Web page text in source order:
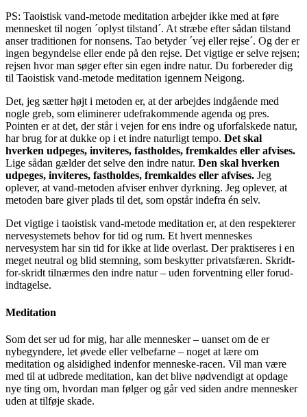
PS: Taoistisk vand-metode meditation arbejder ikke med at føre
mennesket til nogen ´oplyst tilstand´. At stræbe efter sådan tilstand
anser traditionen for nonsens. Tao betyder ´vej eller rejse´. Og der er
ingen begyndelse eller ende på den rejse. Det vigtige er selve rejsen;
rejsen hvor man søger efter sin egen indre natur. Du forbereder dig
til Taoistisk vand-metode meditation igennem Neigong.
Det, jeg sætter højt i metoden er, at der arbejdes indgående med
nogle greb, som eliminerer udefrakommende agenda og pres.
Pointen er at det, der står i vejen for ens indre og uforfalskede natur,
har brug for at dukke op i et indre naturligt tempo. Det skal
hverken udpeges, inviteres, fastholdes, fremkaldes eller afvises.
Lige sådan gælder det selve den indre natur. Den skal hverken
udpeges, inviteres, fastholdes, fremkaldes eller afvises. Jeg
oplever, at vand-metoden afviser enhver dyrkning. Jeg oplever, at
metoden bare giver plads til det, som opstår indefra én selv.
Det vigtige i taoistisk vand-metode meditation er, at den respekterer
nervesystemets behov for tid og rum. Et hvert menneskes
nervesystem har sin tid for ikke at lide overlast. Der praktiseres i en
meget neutral og blid stemning, som beskytter privatsfæren. Skridt-
for-skridt tilnærmes den indre natur – uden forventning eller forud-
indtagelse.
Meditation
Som det ser ud for mig, har alle mennesker – uanset om de er
nybegyndere, let øvede eller velbefarne – noget at lære om
meditation og alsidighed indenfor menneske-racen. Vil man være
med til at udbrede meditation, kan det blive nødvendigt at opdage
nye ting om, hvordan man følger og går ved siden andre mennesker
uden at tilføje skade.